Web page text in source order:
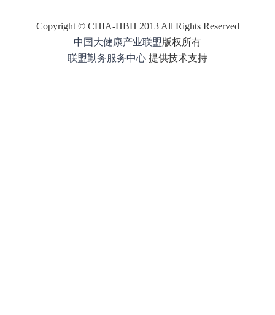
Copyright © CHIA-HBH 2013 All Rights Reserved
中国大健康产业联盟版权所有
联盟勤务服务中心 提供技术支持